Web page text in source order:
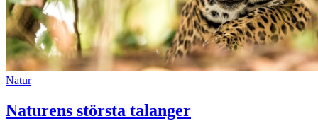
Natur
Naturens största talanger